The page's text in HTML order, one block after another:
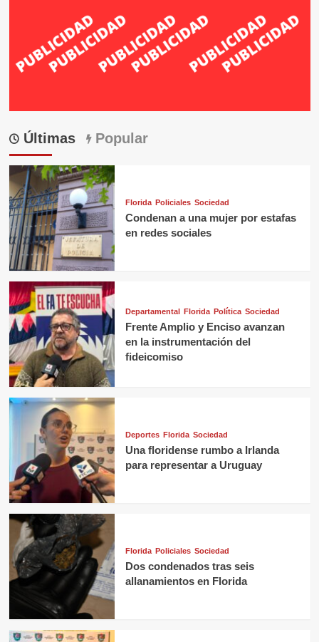
Últimas Popular
Florida Policiales Sociedad
Condenan a una mujer por estafas
en redes sociales
Departamental Florida Política Sociedad
Frente Amplio y Enciso avanzan
en la instrumentación del
fideicomiso
Deportes Florida Sociedad
Una floridense rumbo a Irlanda
para representar a Uruguay
Florida Policiales Sociedad
Dos condenados tras seis
allanamientos en Florida